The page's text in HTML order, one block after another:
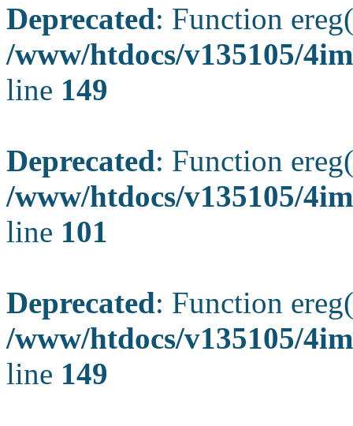
Deprecated: Function
/www/htdocs/v135105/
line 149
Deprecated: Function
/www/htdocs/v135105/
line 101
Deprecated: Function
/www/htdocs/v135105/
line 149